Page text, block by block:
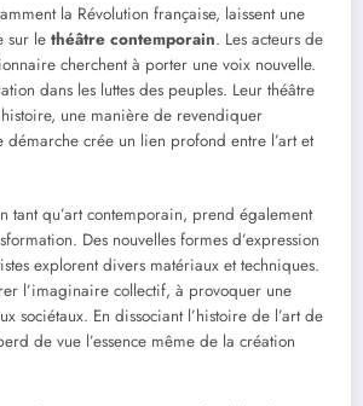
la Révolution française, laissent une
sur le théâtre contemporain. Les acteurs de
cherchent à porter une voix nouvelle.
dans les luttes des peuples. Leur théâtre
une manière de revendiquer
démarche crée un lien profond entre l’art et
tant qu’art contemporain, prend également
Des nouvelles formes d’expression
explorent divers matériaux et techniques.
l’imaginaire collectif, à provoquer une
sociétaux. En dissociant l’histoire de l’art de
de vue l’essence même de la création